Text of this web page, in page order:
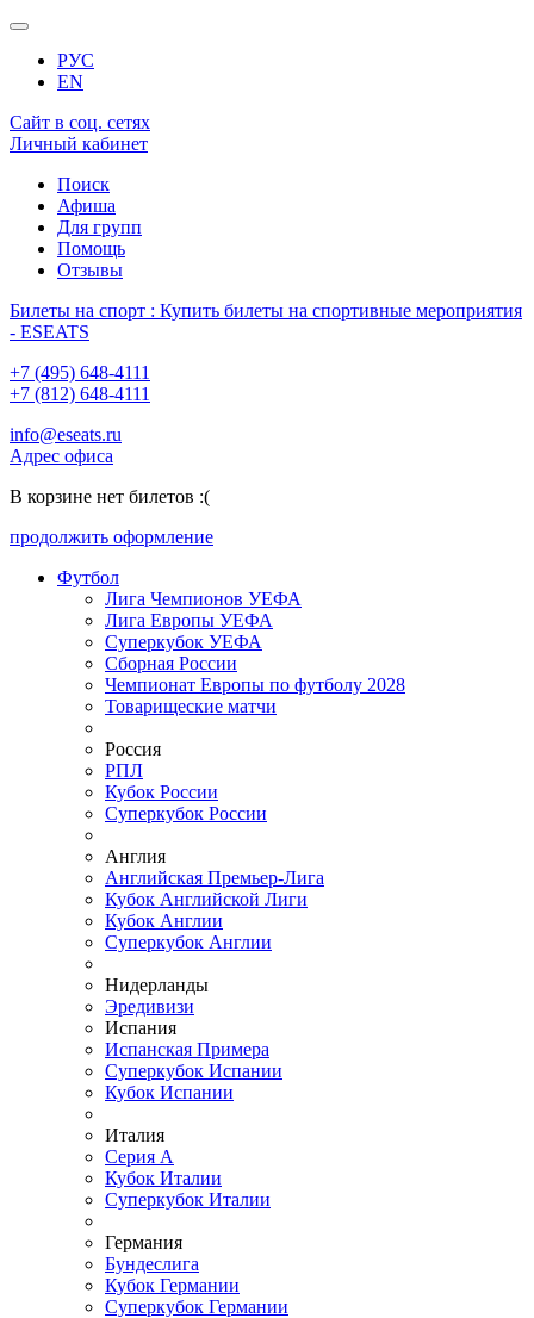
РУС
EN
Сайт в соц. сетях
Личный кабинет
Поиск
Афиша
Для групп
Помощь
Отзывы
Билеты на спорт : Купить билеты на спортивные мероприятия
- ESEATS
+7 (495) 648-4111
+7 (812) 648-4111
info@eseats.ru
Адрес офиса
В корзине нет билетов :(
продолжить оформление
Футбол
Лига Чемпионов УЕФА
Лига Европы УЕФА
Суперкубок УЕФА
Сборная России
Чемпионат Европы по футболу 2028
Товарищеские матчи
Россия
РПЛ
Кубок России
Суперкубок России
Англия
Английская Премьер-Лига
Кубок Английской Лиги
Кубок Англии
Суперкубок Англии
Нидерланды
Эредивизи
Испания
Испанская Примера
Суперкубок Испании
Кубок Испании
Италия
Серия А
Кубок Италии
Суперкубок Италии
Германия
Бундеслига
Кубок Германии
Суперкубок Германии